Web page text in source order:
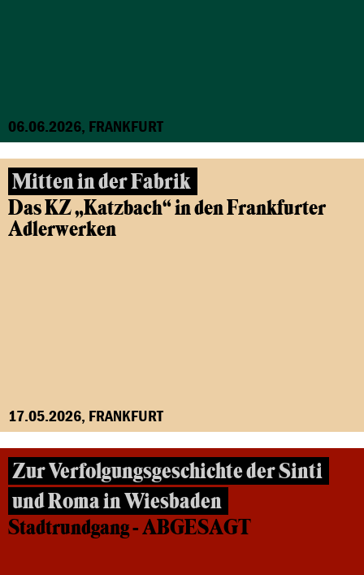
06.06.2026, FRANKFURT
Mitten in der Fabrik
Das KZ „Katzbach“ in den Frankfurter
Adlerwerken
17.05.2026, FRANKFURT
Zur Verfolgungsgeschichte der Sinti
und Roma in Wiesbaden
Stadtrundgang - ABGESAGT